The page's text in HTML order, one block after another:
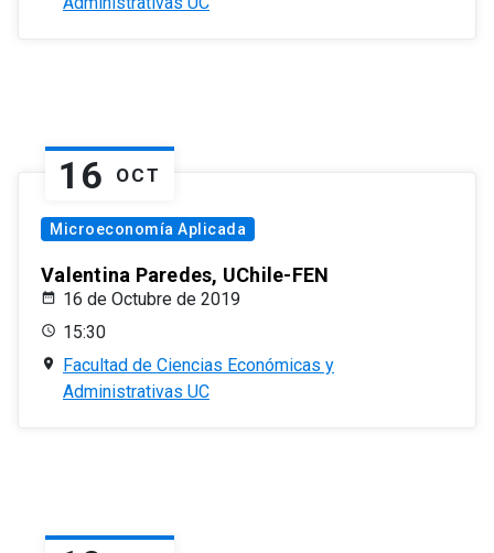
16 OCT
Microeconomía Aplicada
Valentina Paredes, UChile-FEN
16 de Octubre de 2019
15:30
Facultad de Ciencias Económicas y
Administrativas UC